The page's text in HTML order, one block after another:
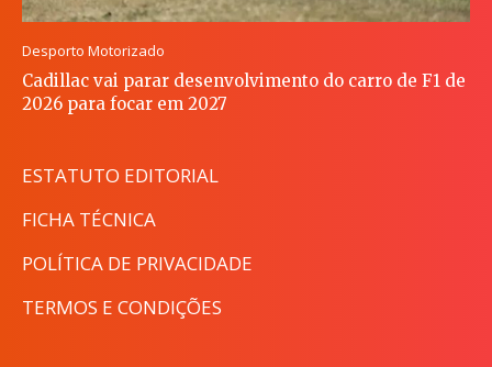
Desporto Motorizado
Cadillac vai parar desenvolvimento do carro de F1 de
2026 para focar em 2027
ESTATUTO EDITORIAL
FICHA TÉCNICA
POLÍTICA DE PRIVACIDADE
TERMOS E CONDIÇÕES